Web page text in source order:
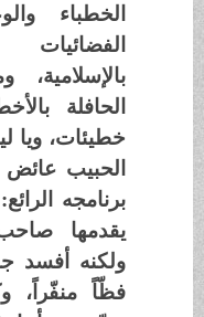
الخطباء
الفضائيات
بالإسلامية،
الحافلة
خطيئات، ويا
الحبيب عائض
برنامجه
يقدمها
ولكنه أفسد
فظّاً منفّراً،